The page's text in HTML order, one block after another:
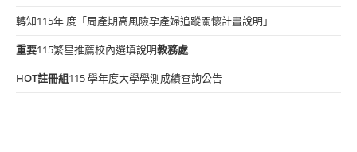
轉知115年 度「周產期高風險孕產婦追蹤關懷計畫說明」
重要115繁星推薦校內選填說明教務處
HOT註冊組115 學年度大學學測成績查詢公告